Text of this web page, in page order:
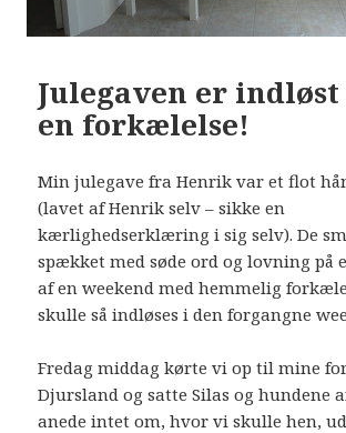
Julegaven er indløst
en forkælelse!
Min julegave fra Henrik var et flot
(lavet af Henrik selv – sikke en
kærlighedserklæring i sig selv). De
spækket med søde ord og lovning på
af en weekend med hemmelig
skulle så indløses i den forgangne
Fredag middag kørte vi op til mine
Djursland og satte Silas og hundene
anede intet om, hvor vi skulle hen,